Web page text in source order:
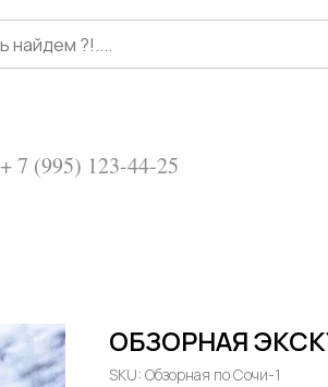
+ 7 (995) 123-44-25
ОБЗОРНАЯ
SKU: Обзорная по Сочи-1